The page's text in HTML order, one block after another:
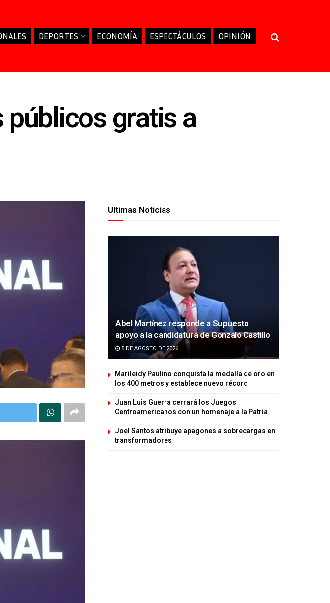
DEPORTES ECONOMÍA ESPECTÁCULOS OPINIÓN
gratis a
Ultimas Noticias
Abel Martínez responde a Supuesto
apoyo a la candidatura de Gonzalo Castillo
5 DE AGOSTO DE 2026
Marileidy Paulino conquista la medalla de oro en
los 400 metros y establece nuevo récord
Juan Luis Guerra cerrará los Juegos
Centroamericanos con un homenaje a la Patria
Joel Santos atribuye apagones a sobrecargas en
transformadores